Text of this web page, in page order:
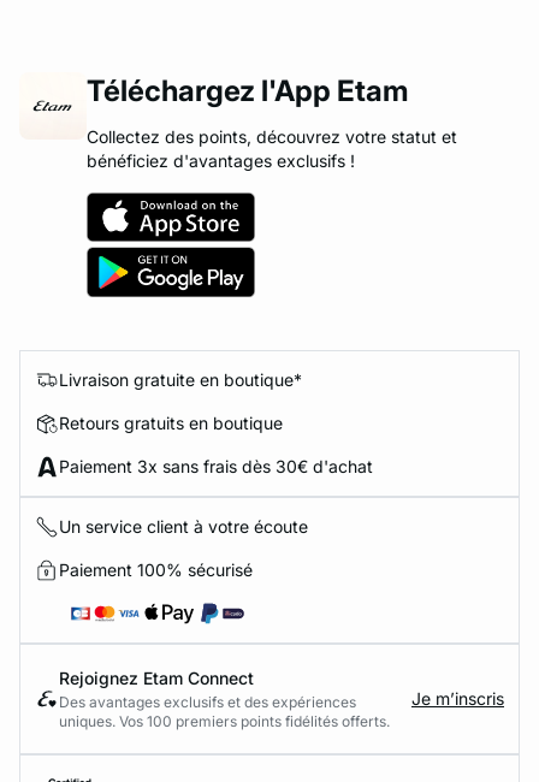
Téléchargez l'App Etam
Collectez des points, découvrez votre statut et
bénéficiez d'avantages exclusifs !
Livraison gratuite en boutique*
Retours gratuits en boutique
Paiement 3x sans frais dès 30€ d'achat
Un service client à votre écoute
Paiement 100% sécurisé
Rejoignez Etam Connect
Des avantages exclusifs et des expériences
uniques. Vos 100 premiers points fidélités offerts.
Je m’inscris